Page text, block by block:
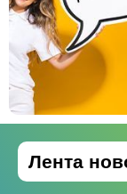
Лента